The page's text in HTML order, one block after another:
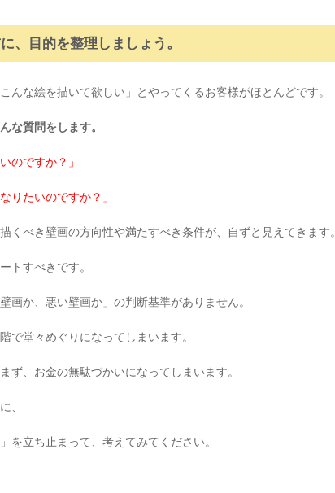
、目的を整理しましょう。
んな絵を描いて欲しい」とやってくるお客様がほとんどです。
な質問をします。
のですか？」
りたいのですか？」
くべき壁画の方向性や満たすべき条件が、自ずと見えてきます。
トすべきです。
画か、悪い壁画か」の判断基準がありません。
で堂々めぐりになってしまいます。
ず、お金の無駄づかいになってしまいます。
、
を立ち止まって、考えてみてください。